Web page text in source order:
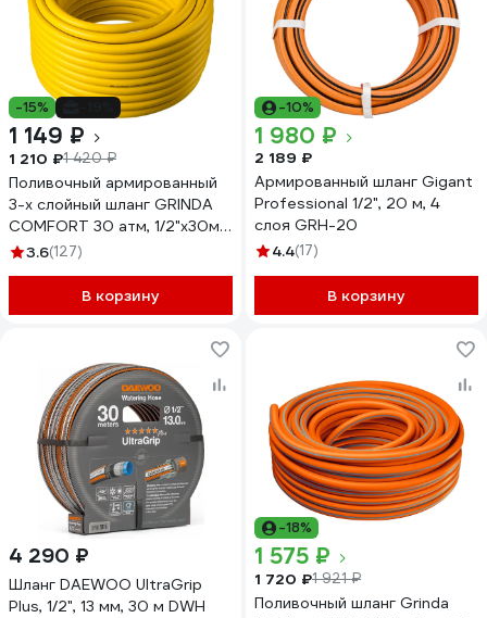
-15%
1 149 ₽
1 210 ₽1 420 ₽
Поливочный армированный
3-х слойный шланг GRINDA
COMFORT 30 атм, 1/2"х30м
8-429003-1/2-30_z02
3.6(127)
В корзину
-10%
1 980 ₽
2 189 ₽
Армированный шланг Gigant
Professional 1/2", 20 м, 4
слоя GRH-20
4.4(17)
В корзину
4 290 ₽
Шланг DAEWOO UltraGrip
Plus, 1/2", 13 мм, 30 м DWH
-18%
1 575 ₽
1 720 ₽1 921 ₽
Поливочный шланг Grinda